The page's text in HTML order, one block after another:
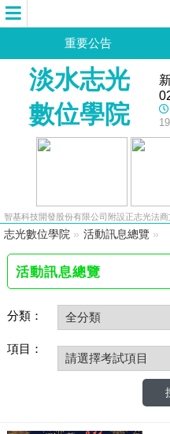
重要公告
淡水志光
數位學院
智基科技開發股份有限公司附設正志光法
志光數位學院 » 活動訊息總覽 »
活動訊息總覽
分類：
項目：